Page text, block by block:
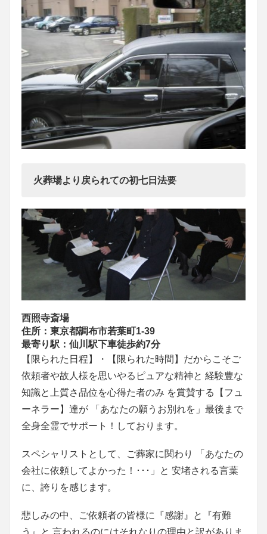
火葬場より戻られての初七日法要
西照寺斎場
住所：東京都調布市若葉町1-39
最寄り駅：仙川駅下車徒歩約7分
【限られた日程】・【限られた時間】だからこそご
依頼者や故人様を思いやるピュアな精神と 経験豊な
知識と上質さ品位を心得た者のみ を賞賛する【フュ
ーネラー】達が 「あなたの願うお別れを」最後まで
全身全霊でサポート！しております。
スペシャリストとして、ご葬家に関わり 「あなたの
会社に依頼してよかった！･･･」と 安堵される言葉
に、誇りを感じます。
悲しみの中、ご依頼者の皆様に『感謝』と『有難